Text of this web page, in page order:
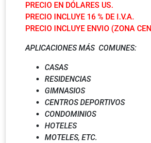
PRECIO EN DÓLARES US.
PRECIO INCLUYE 16 % DE I.V.A.
PRECIO INCLUYE ENVIO (ZONA
APLICACIONES MÁS COMUNES:
CASAS
RESIDENCIAS
GIMNASIOS
CENTROS DEPORTIVOS
CONDOMINIOS
HOTELES
MOTELES, ETC.